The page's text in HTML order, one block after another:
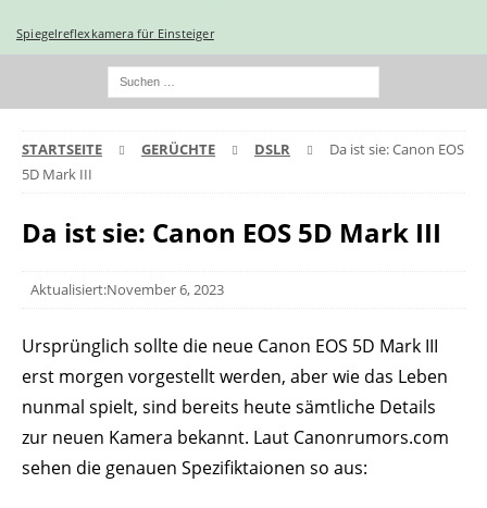
Spiegelreflexkamera für Einsteiger
STARTSEITE GERÜCHTE DSLR
Da ist sie: Canon EOS
5D Mark III
Da ist sie: Canon EOS 5D Mark III
Aktualisiert:November 6, 2023
Ursprünglich sollte die neue Canon EOS 5D Mark III
erst morgen vorgestellt werden, aber wie das Leben
nunmal spielt, sind bereits heute sämtliche Details
zur neuen Kamera bekannt. Laut Canonrumors.com
sehen die genauen Spezifiktaionen so aus: